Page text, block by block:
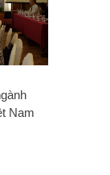
Nam